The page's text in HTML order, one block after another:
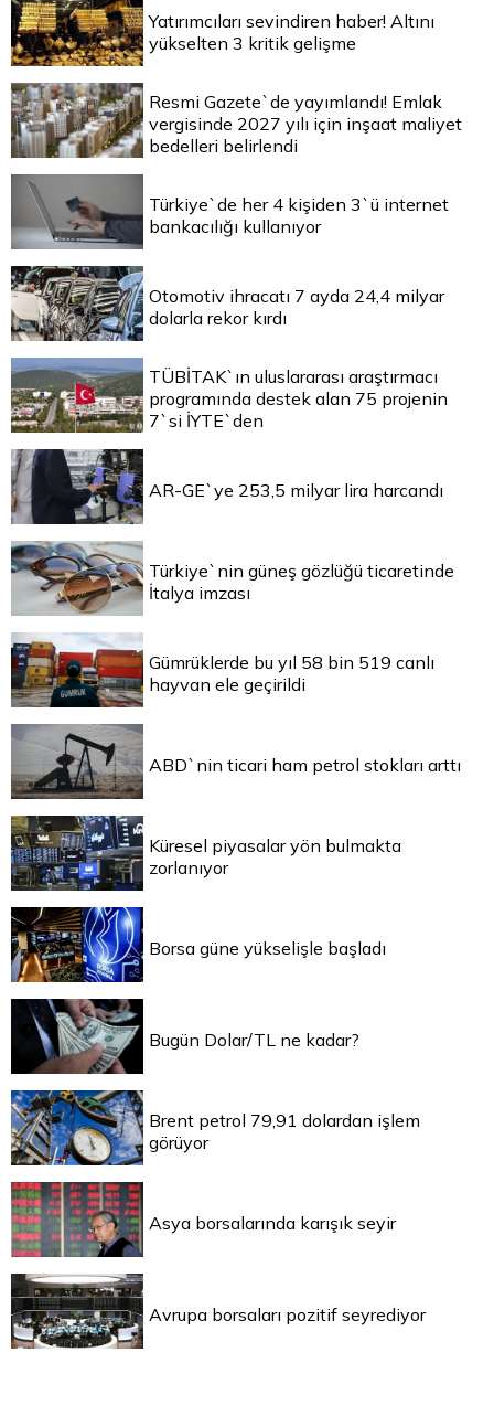
Yatırımcıları sevindiren haber! Altını
yükselten 3 kritik gelişme
Resmi Gazete`de yayımlandı! Emlak
vergisinde 2027 yılı için inşaat maliyet
bedelleri belirlendi
Türkiye`de her 4 kişiden 3`ü internet
bankacılığı kullanıyor
Otomotiv ihracatı 7 ayda 24,4 milyar
dolarla rekor kırdı
TÜBİTAK`ın uluslararası araştırmacı
programında destek alan 75 projenin
7`si İYTE`den
AR-GE`ye 253,5 milyar lira harcandı
Türkiye`nin güneş gözlüğü ticaretinde
İtalya imzası
Gümrüklerde bu yıl 58 bin 519 canlı
hayvan ele geçirildi
ABD`nin ticari ham petrol stokları arttı
Küresel piyasalar yön bulmakta
zorlanıyor
Borsa güne yükselişle başladı
Bugün Dolar/TL ne kadar?
Brent petrol 79,91 dolardan işlem
görüyor
Asya borsalarında karışık seyir
Avrupa borsaları pozitif seyrediyor